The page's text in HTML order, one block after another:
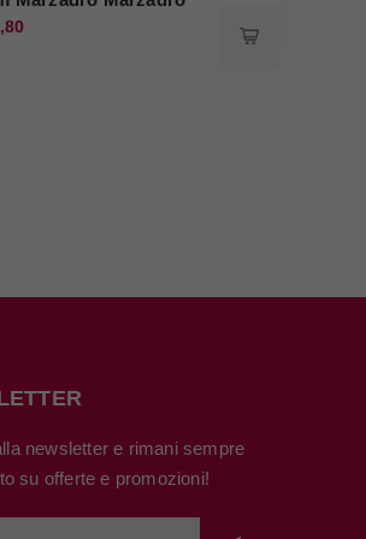
newsletter e rimani sempre
su offerte e promozioni!